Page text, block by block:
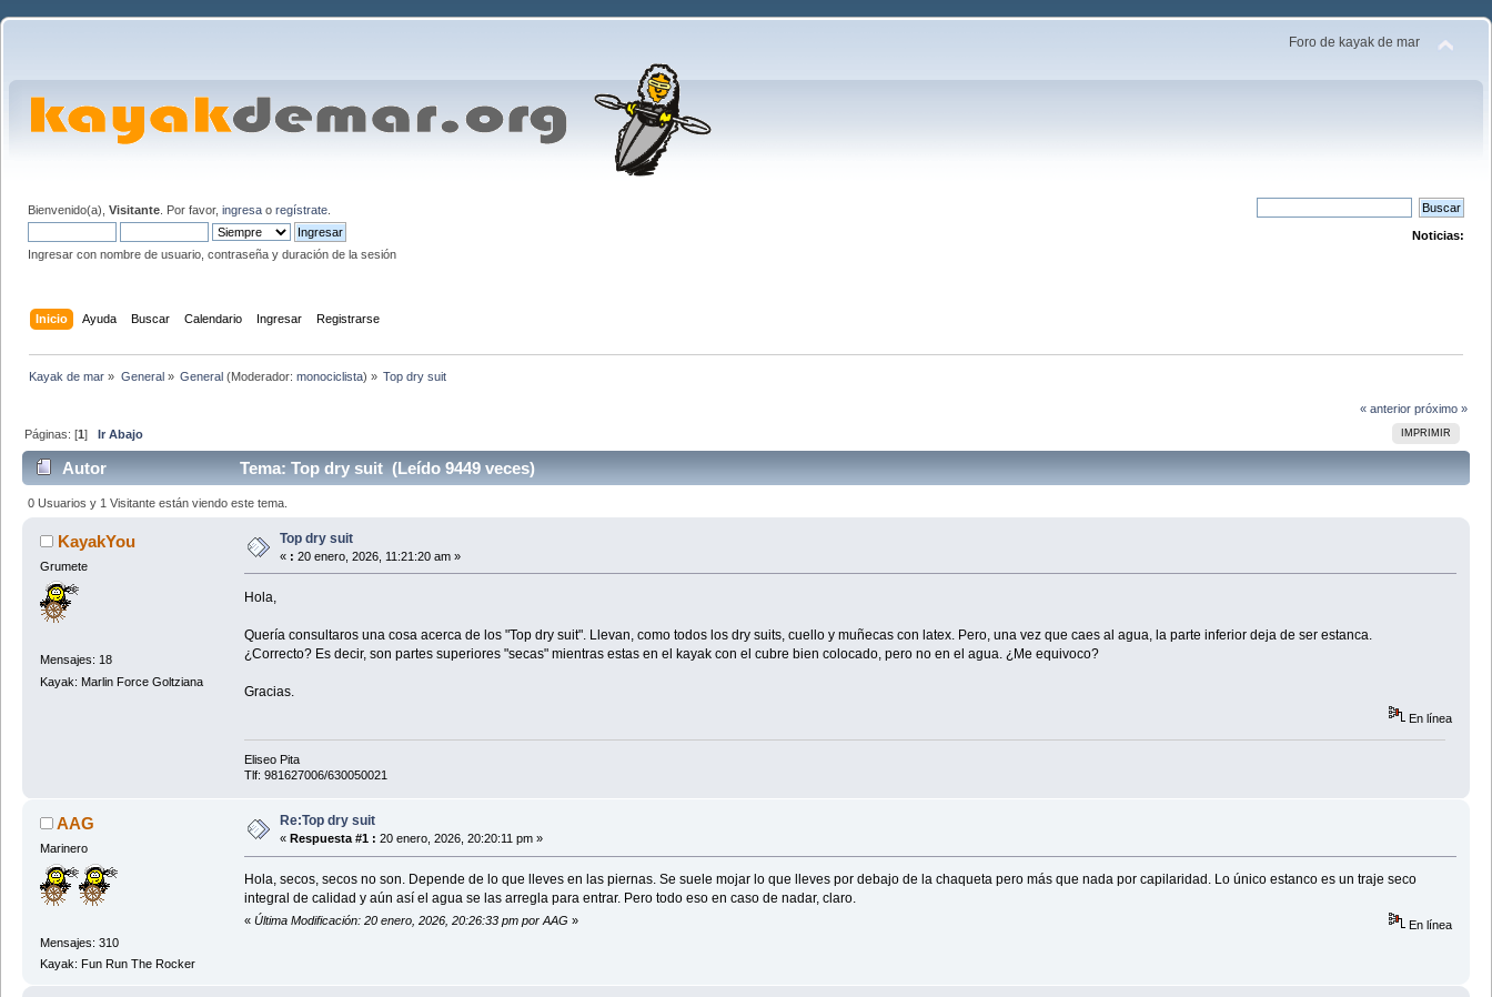
Foro de kayak de mar
Bienvenido(a), Visitante . Por favor, ingresa o regístrate
Ingresar con nombre de usuario, contraseña y duración de la sesión
Noticias:
Inicio Ayuda Buscar Calendario Ingresar Registrarse
Kayak de mar » General» General(Moderador: monociclista) » Top dry suit
« anterior próximo »
IMPRIMIR
Páginas: [1]Ir Abajo
Autor Tema: Top dry suit (Leído 9449 veces)
0 Usuarios y 1 Visitante están viendo este tema.
KayakYou
Grumete
Mensajes: 18
Kayak: Marlin Force Goltziana
Top dry suit
« : 20 enero, 2026, 11:21:20 am »
Hola,
Quería consultaros una cosa acerca de los "Top dry suit". Llevan, como todos los dry suits, cuello y muñecas con latex. Pero, una vez que caes al agua, la parte inferior deja de ser estanca.
¿Correcto? Es decir, son partes superiores "secas" mientras estas en el kayak con el cubre bien colocado, pero no en el agua. ¿Me equivoco?
Gracias.
En línea
Eliseo Pita
Tlf: 981627006/630050021
AAG
Marinero
Mensajes: 310
Kayak: Fun Run The Rocker
Re:Top dry suit
« Respuesta #1 : 20 enero, 2026, 20:20:11 pm »
Hola, secos, secos no son. Depende de lo que lleves en las piernas. Se suele mojar lo que lleves por debajo de la chaqueta pero más que nada por capilaridad. Lo único estanco es un traje seco
integral de calidad y aún así el agua se las arregla para entrar. Pero todo eso en caso de nadar, claro.
« Última Modificación: 20 enero, 2026, 20:26:33 pm por AAG » En línea